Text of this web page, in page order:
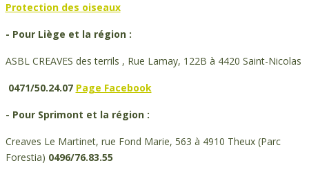
Protection des oiseaux
- Pour Liège et la région :
ASBL CREAVES des terrils , Rue Lamay, 122B à 4420 Saint-Nicolas
0471/50.24.07 Page Facebook
- Pour Sprimont et la région :
Creaves Le Martinet, rue Fond Marie, 563 à 4910 Theux (Parc
Forestia) 0496/76.83.55